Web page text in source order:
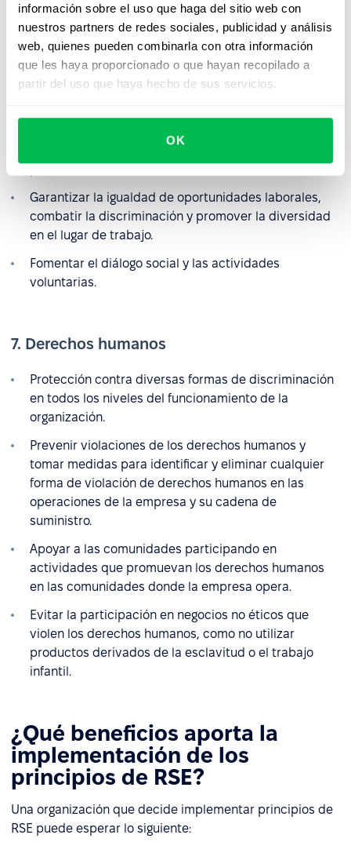
información sobre el uso que haga del sitio web con
nuestros partners de redes sociales, publicidad y análisis
web, quienes pueden combinarla con otra información
que les haya proporcionado o que hayan recopilado a
partir del uso que haya hecho de sus servicios.
OK
6. Prácticas Laborales
Garantizar condiciones de trabajo seguras,
saludables y dignas, así como protección social, de
Garantizar la igualdad de oportunidades laborales,
combatir la discriminación y promover la diversidad
en el lugar de trabajo.
Fomentar el diálogo social y las actividades
voluntarias.
7. Derechos humanos
Protección contra diversas formas de discriminación
en todos los niveles del funcionamiento de la
organización.
Prevenir violaciones de los derechos humanos y
tomar medidas para identificar y eliminar cualquier
forma de violación de derechos humanos en las
operaciones de la empresa y su cadena de
suministro.
Apoyar a las comunidades participando en
actividades que promuevan los derechos humanos
en las comunidades donde la empresa opera.
Evitar la participación en negocios no éticos que
violen los derechos humanos, como no utilizar
productos derivados de la esclavitud o el trabajo
infantil.
¿Qué beneficios aporta la
implementación de los
principios de RSE?
Una organización que decide implementar principios de
RSE puede esperar lo siguiente: